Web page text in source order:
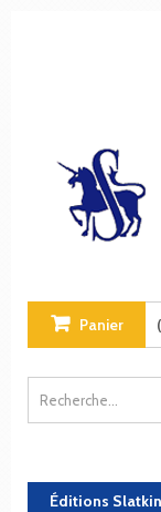
Panier
Éditions